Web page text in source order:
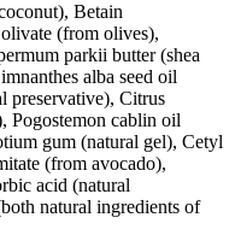
Betain
(from olives),
parkii butter (shea
alba seed oil
preservative), Citrus
Pogostemon cablin oil
gum (natural gel), Cetyl
(from avocado),
acid (natural
natural ingredients of